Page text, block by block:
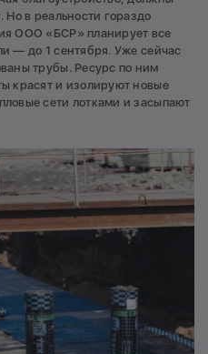
в реальности гораздо
ООО «БСР» планирует все
— до 1 сентября. Уже сейчас
трубы. Ресурс по ним
красят и изолируют новые
сети лотками и засыпают